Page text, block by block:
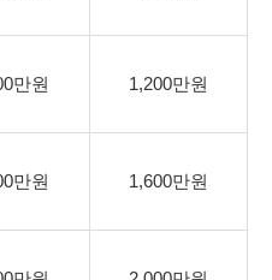
만원 1,200만원
만원 1,600만원